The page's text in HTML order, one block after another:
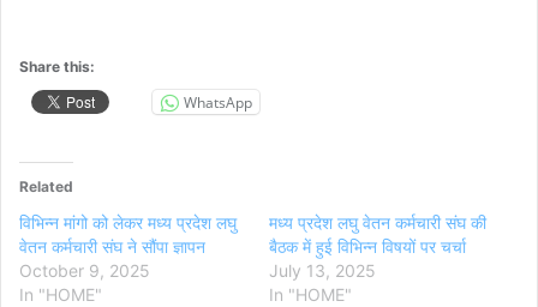
Share this:
WhatsApp
Related
विभिन्न मांगो को लेकर मध्य प्रदेश लघु
वेतन कर्मचारी संघ ने सौंपा ज्ञापन
October 9, 2025
In "HOME"
मध्य प्रदेश लघु वेतन कर्मचारी संघ की
बैठक में हुई विभिन्न विषयों पर चर्चा
July 13, 2025
In "HOME"